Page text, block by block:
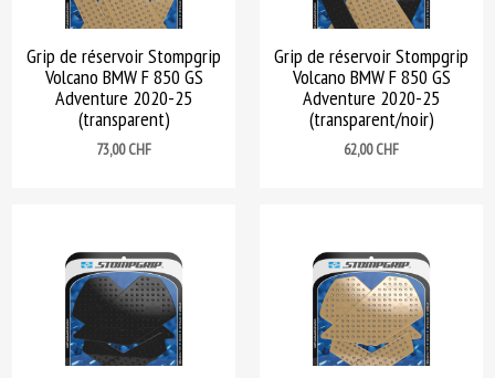
Grip de réservoir Stompgrip
Volcano BMW F 850 GS
Adventure 2020-25
(transparent)
Prix
73,00 CHF
Grip de réservoir Stompgrip
Volcano BMW F 850 GS
Adventure 2020-25
(transparent/noir)
Prix
62,00 CHF